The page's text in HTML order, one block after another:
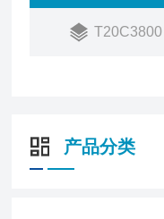
46AF5002
销量： T20C3800
产品分类